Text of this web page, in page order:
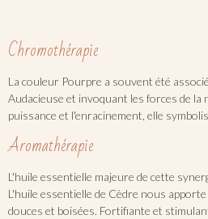
Chromothérapie
La couleur Pourpre a souvent été
Audacieuse et invoquant les forces de la
puissance et l'enracinement, elle
Aromathérapie
L'huile essentielle majeure de cette
L'huile essentielle de Cèdre nous
douces et boisées. Fortifiante et